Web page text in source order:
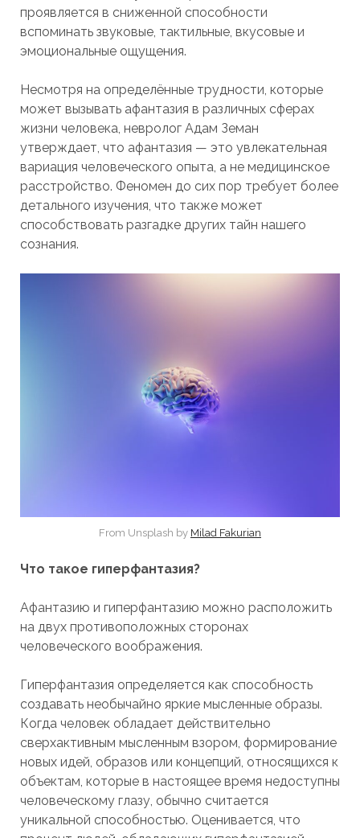
проявляется в сниженной способности
вспоминать звуковые, тактильные, вкусовые и
эмоциональные ощущения.
Несмотря на определённые трудности, которые
может вызывать афантазия в различных сферах
жизни человека, невролог Адам Земан
утверждает, что афантазия — это увлекательная
вариация человеческого опыта, а не медицинское
расстройство. Феномен до сих пор требует более
детального изучения, что также может
способствовать разгадке других тайн нашего
сознания.
From Unsplash by Milad Fakurian
Что такое гиперфантазия?
Афантазию и гиперфантазию можно расположить
на двух противоположных сторонах
человеческого воображения.
Гиперфантазия определяется как способность
создавать необычайно яркие мысленные образы.
Когда человек обладает действительно
сверхактивным мысленным взором, формирование
новых идей, образов или концепций, относящихся к
объектам, которые в настоящее время недоступны
человеческому глазу, обычно считается
уникальной способностью. Оценивается, что